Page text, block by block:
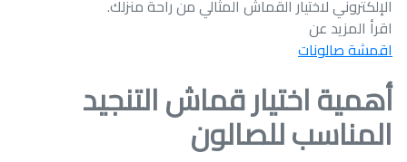
الإلكتروني لاختيار القماش المثالي من راحة منزلك.
اقرأ المزيد عن
اقمشة صالونات
أهمية اختيار قماش التنجيد
المناسب للصالون